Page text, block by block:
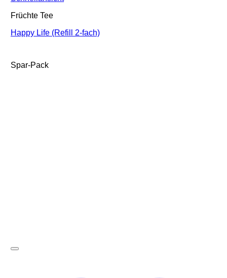
Früchte Tee
Happy Life (Refill 2-fach)
Spar-Pack